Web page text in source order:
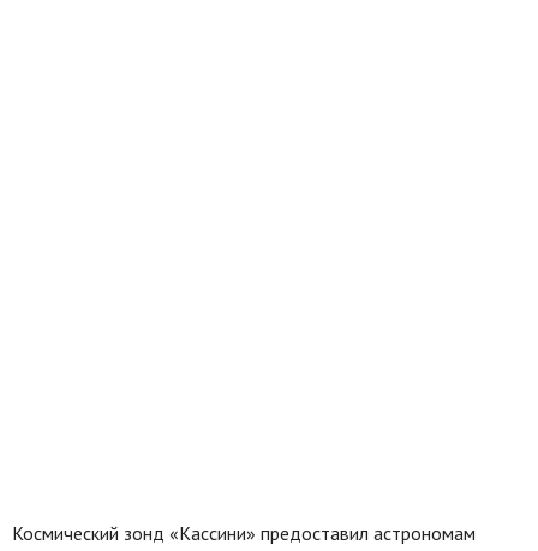
Космический зонд «Кассини» предоставил астрономам